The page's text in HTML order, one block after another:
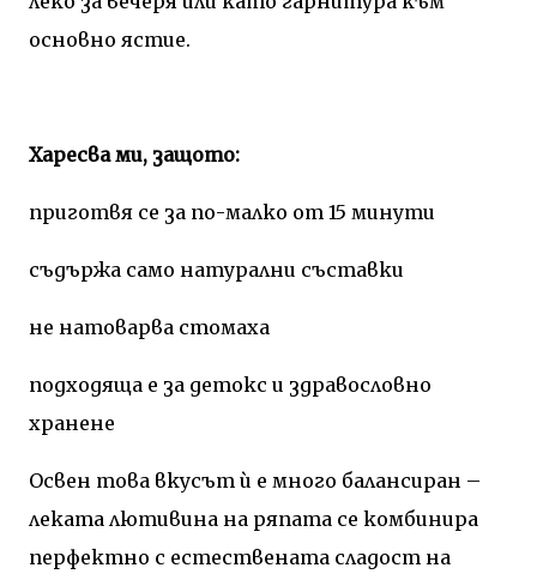
основно ястие.
Харесва ми, защото:
приготвя се за по-малко от 15 минути
съдържа само натурални съставки
не натоварва стомаха
подходяща е за детокс и здравословно
хранене
Освен това вкусът ѝ е много балансиран –
леката лютивина на ряпата се комбинира
перфектно с естествената сладост на